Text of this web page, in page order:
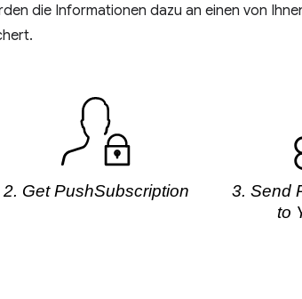
die Informationen dazu an einen von